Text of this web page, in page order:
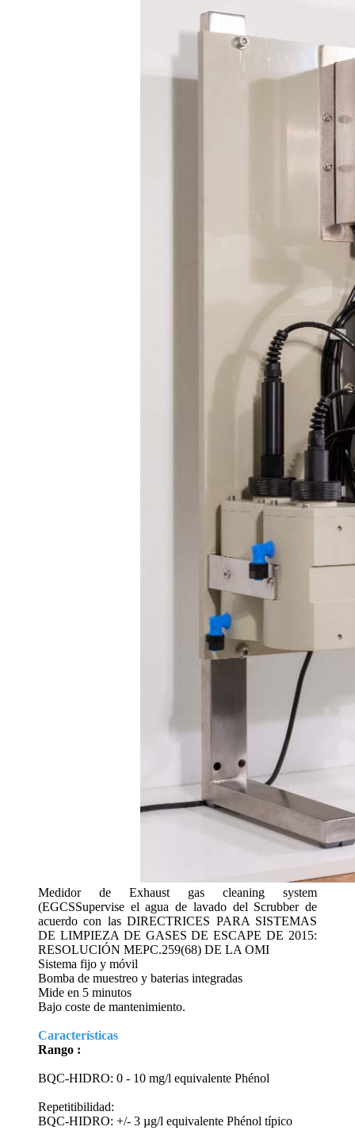
Medidor de Exhaust gas cleaning system
(EGCSSupervise el agua de lavado del Scrubber de
acuerdo con las DIRECTRICES PARA SISTEMAS
DE LIMPIEZA DE GASES DE ESCAPE DE 2015:
RESOLUCIÓN MEPC.259(68) DE LA OMI
Sistema fijo y móvil
Bomba de muestreo y baterias integradas
Mide en 5 minutos
Bajo coste de mantenimiento.
Características
Rango :
BQC-HIDRO: 0 - 10 mg/l equivalente Phénol
Repetitibilidad:
BQC-HIDRO: +/- 3 µg/l equivalente Phénol típico